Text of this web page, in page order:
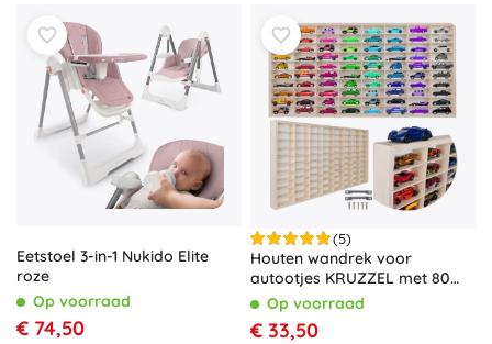
Eetstoel 3-in-1 Nukido Elite
roze
Op voorraad
€ 74,50
(5)
Houten wandrek voor
autootjes KRUZZEL met 80
vakken
Op voorraad
€ 33,50